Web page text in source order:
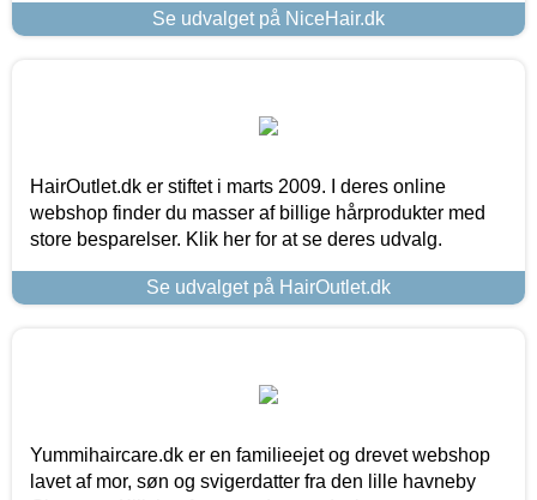
Se udvalget på NiceHair.dk
HairOutlet.dk er stiftet i marts 2009. I deres online
webshop finder du masser af billige hårprodukter med
store besparelser. Klik her for at se deres udvalg.
Se udvalget på HairOutlet.dk
Yummihaircare.dk er en familieejet og drevet webshop
lavet af mor, søn og svigerdatter fra den lille havneby